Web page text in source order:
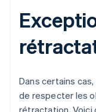
Dans certains
de respecter les